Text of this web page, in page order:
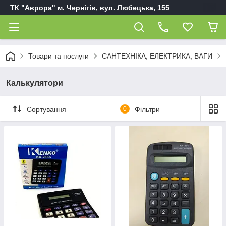
ТК "Аврора" м. Чернігів, вул. Любецька, 155
Товари та послуги САНТЕХНІКА, ЕЛЕКТРИКА, ВАГИ
Калькулятори
Сортування 0 Фільтри